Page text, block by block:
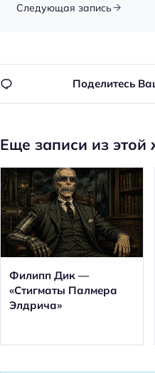
Следующая запись
Поделитесь
Еще записи из этой
Филипп Дик —
«Стигматы Палмера
Элдрича»
а
й
т